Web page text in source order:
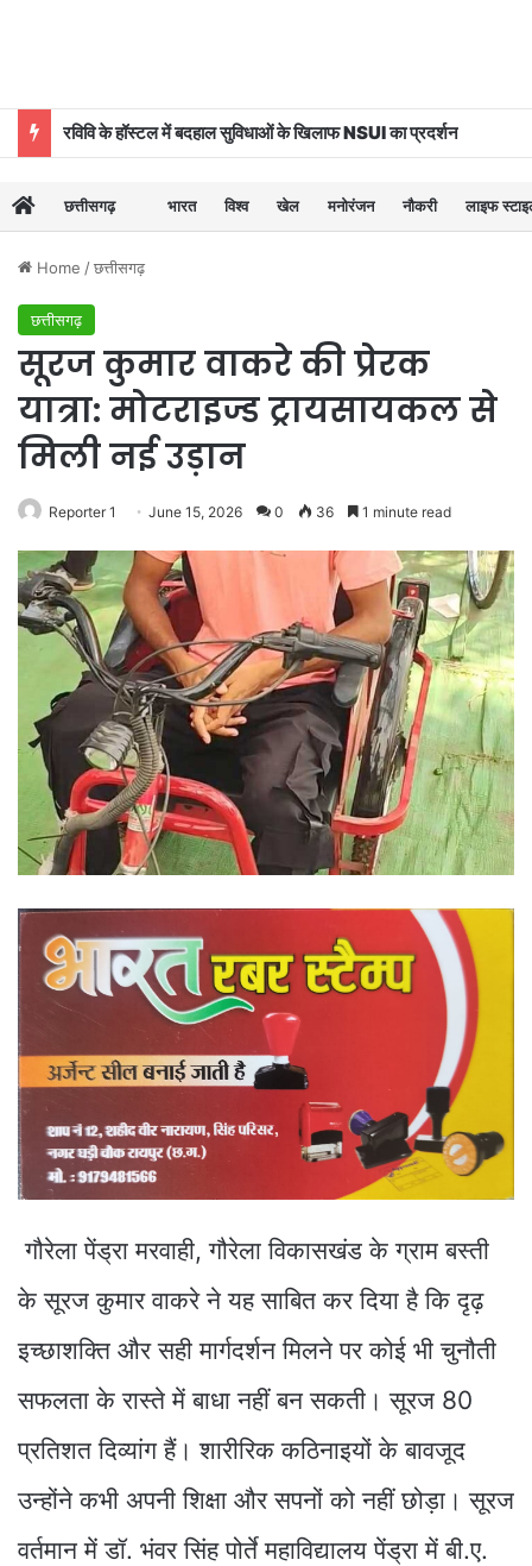
रविवि के हॉस्टल में बदहाल सुविधाओं के खिलाफ NSUI का प्रदर्शन
छत्तीसगढ़ भारत विश्व खेल मनोरंजन नौकरी लाइफ
Home /छत्तीसगढ़
छत्तीसगढ़
सूरज कुमार वाकरे की प्रेरक
यात्रा: मोटराइज्ड ट्रायसायकल से
मिली नई उड़ान
Reporter 1 June 15, 2026 0 36 1 minute read
गौरेला पेंड्रा मरवाही, गौरेला विकासखंड के ग्राम बस्ती
के सूरज कुमार वाकरे ने यह साबित कर दिया है कि दृढ़
इच्छाशक्ति और सही मार्गदर्शन मिलने पर कोई भी चुनौती
सफलता के रास्ते में बाधा नहीं बन सकती। सूरज 80
प्रतिशत दिव्यांग हैं। शारीरिक कठिनाइयों के बावजूद
उन्होंने कभी अपनी शिक्षा और सपनों को नहीं छोड़ा। सूरज
वर्तमान में डॉ. भंवर सिंह पोर्ते महाविद्यालय पेंड्रा में बी.ए.